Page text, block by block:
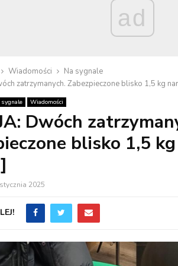
ad
Wiadomości
Na sygnale
zatrzymanych. Zabezpieczone blisko 1,5 kg
Wiadomości
Dwóch
blisko 1,5
2025